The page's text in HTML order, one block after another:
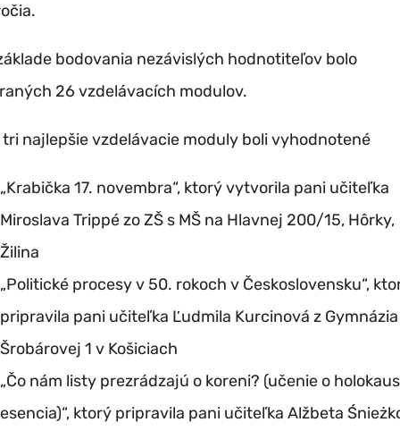
bodovania nezávislých hodnotiteľov bolo
26 vzdelávacích modulov.
tri najlepšie vzdelávacie moduly boli vyhodnotené
„Krabička 17. novembra“, ktorý vytvorila pani učiteľka
Miroslava Trippé zo ZŠ s MŠ na Hlavnej 200/15, Hôrky,
Žilina
„Politické procesy v 50. rokoch v Československu“,
pripravila pani učiteľka Ľudmila Kurcinová z
Šrobárovej 1 v Košiciach
„Čo nám listy prezrádzajú o koreni? (učenie o
esencia)“, ktorý pripravila pani učiteľka Alžbeta